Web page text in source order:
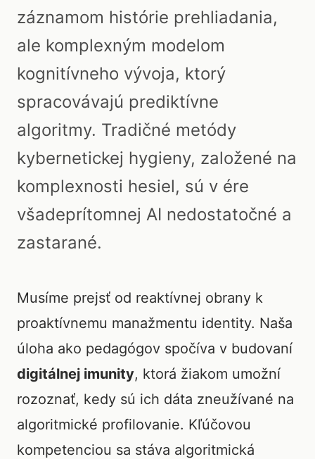
záznamom histórie prehliadania,
ale komplexným modelom
kognitívneho vývoja, ktorý
spracovávajú prediktívne
algoritmy. Tradičné metódy
kybernetickej hygieny, založené na
komplexnosti hesiel, sú v ére
všadeprítomnej AI nedostatočné a
zastarané.
Musíme prejsť od reaktívnej obrany k
proaktívnemu manažmentu identity. Naša
úloha ako pedagógov spočíva v budovaní
digitálnej imunity, ktorá žiakom umožní
rozoznať, kedy sú ich dáta zneužívané na
algoritmické profilovanie. Kľúčovou
kompetenciou sa stáva algoritmická